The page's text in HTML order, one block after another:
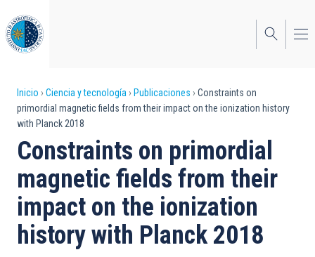
al
contenido
principal
Sobrescribir
enlaces
de
ayuda
a
la
navegación
Inicio Ciencia y tecnología Publicaciones
Constraints on
primordial magnetic fields from their impact on the ionization history
with Planck 2018
Constraints on primordial
magnetic fields from their
impact on the ionization
history with Planck 2018